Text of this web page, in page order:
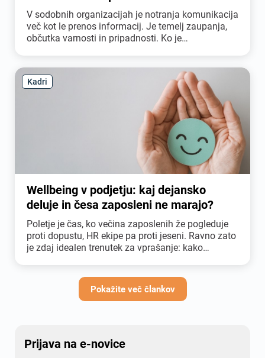
V sodobnih organizacijah je notranja komunikacija
več kot le prenos informacij. Je temelj zaupanja,
občutka varnosti in pripadnosti. Ko je
sprejemajo spremembe in se počutijo vključene v
dogajanje. Ko pa komunikacija šepa, se hitro
pojavijo negotovost, govorice in občutek
Kadri
Wellbeing v podjetju: kaj dejansko
deluje in česa zaposleni ne marajo?
Poletje je čas, ko večina zaposlenih že pogleduje
proti dopustu, HR ekipe pa proti jeseni. Ravno zato
je zdaj idealen trenutek za vprašanje: kako
potrebujejo še en teden počitka? V zadnjih letih
smo priča pravemu razcvetu wellbeing programov.
bili odgovori pogosto precej bolj preprosti.
Pokažite več člankov
Prijava na e-novice